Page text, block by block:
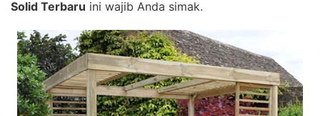
Solid Terbaru ini wajib Anda simak.